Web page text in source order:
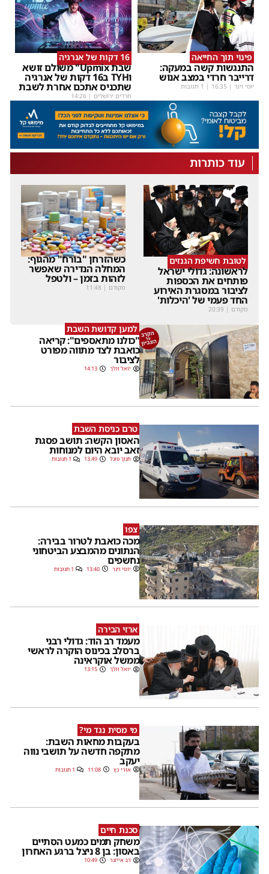
פינוי תוך החייאה
התנגשות קשה במעקה:
דרייבר חרדי במצב אנוש
יוסי וינר |
16:35 | 1 תגובות
16 דקות של אנרגיה
שבת Upmix" משולם זושא
וTYH ב16 דקות של אנרגיה
שתכניס אתכם אחרת לשבת
חרדים ירושלים |
14:26
עוד כותרות
לטובת חשיפת הגנזים
לראשונה: גדולי ישראל
פותחים את הכספות
לציבור במסגרת האירוע
החד פעמי של 'היכלות'
מקודם |
20:39
כשהזרחן "בורח" מהגוף:
המחלה הנדירה שאפשר
לזהות בזמן – ולטפל
מקודם |
11:48
למען קדושת השבת
"כולנו מתאספים": קריאה
כואבת לצד מתווה מפורט
לציבור
יואל וולך 14:13
טרם כניסת השבת
האסון הקשה: תושב פסגת
זאב יובא היום למנוחות
חנוך פוגל 13:49 1 תגובות
צפו
מכה כואבת לטרור בבירה:
הנתונים מהמבצע הביטחוני
נחשפים
יוסי וינר 13:40 1 תגובות
ארזי הבירה
מעמד רב הוד: גדולי רבני
ברסלב בכינוס הוקרה לראשי
ממשל אוקראינה
יואל וולך 13:15
מי מסית נגד מי?
בעקבות מחאות השבת:
מתקפה חדשה על תושבי נווה
יעקב
אורי כץ 11:08 1 תגובות
סכנת חיים
משחק תמים כמעט הסתיים
באסון: בן 8 ניצל ברגע האחרון
דב אייזנר 10:49